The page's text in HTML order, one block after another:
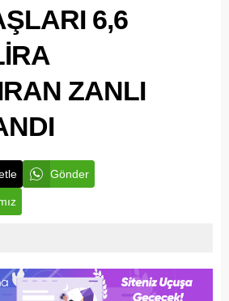
6,6
ZANLI
Gönder